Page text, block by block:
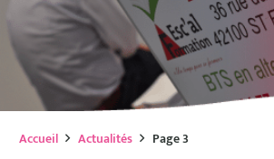
Accueil Actualités Page 3